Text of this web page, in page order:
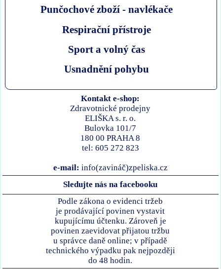
Punčochové zboží - navlékače
Respirační přístroje
Sport a volný čas
Usnadnění pohybu
Kontakt e-shop:
Zdravotnické prodejny
ELIŠKA s. r. o.
Bulovka 101/7
180 00 PRAHA 8
tel: 605 272 823
e-mail: info(zavináč)zpeliska.cz
Sledujte nás na facebooku
Podle zákona o evidenci tržeb
je prodávající povinen vystavit
kupujícímu účtenku. Zároveň je
povinen zaevidovat přijatou tržbu
u správce daně online; v případě
technického výpadku pak nejpozději
do 48 hodin.